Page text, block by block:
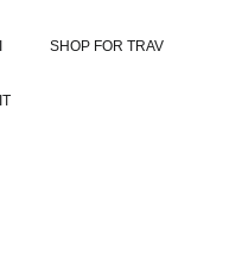
SHOP FOR TRAV